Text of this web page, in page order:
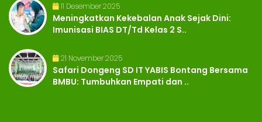
11 Desember 2025
Meningkatkan Kekebalan Anak Sejak Dini:
Imunisasi BIAS DT/Td Kelas 2 S..
21 November 2025
Safari Dongeng SD IT YABIS Bontang Bersama
BMBU: Tumbuhkan Empati dan ..